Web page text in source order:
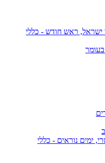
ישראל, ראש חודש - כללי
ימים נוראים - כללי